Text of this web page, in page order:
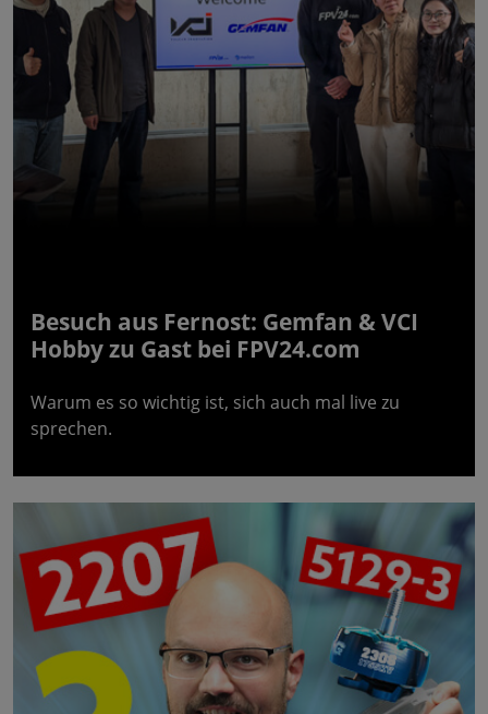
Besuch aus Fernost: Gemfan & VCI
Hobby zu Gast bei FPV24.com
Warum es so wichtig ist, sich auch mal live zu
sprechen.